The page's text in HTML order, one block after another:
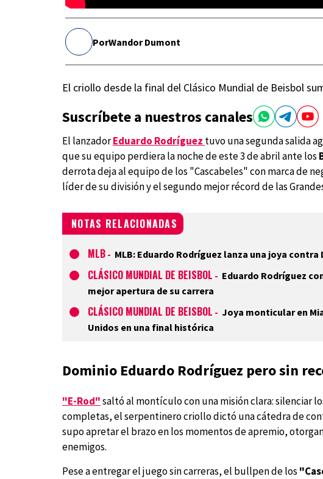
PorWandor Dumont
El criollo desde la final del Clásico Mundial de Beisbol
Suscríbete a nuestros canales
El lanzadorEduardo Rodríguez tuvo una segunda salida
que su equipo perdiera la noche de este 3 de abril ante los
derrota deja al equipo de los "Cascabeles" con marca de
líder de su división y el segundo mejor récord de las
NOTAS RELACIONADAS
MLB - MLB: Eduardo Rodríguez lanza una joya
CLÁSICO MUNDIAL DE BEISBOL - Eduardo Rodríguez
mejor apertura de su carrera
CLÁSICO MUNDIAL DE BEISBOL - Joya monticular en
Unidos en una final histórica
Dominio Eduardo Rodríguez pero sin
"E-Rod"saltó al montículo con una misión clara: silenciar
completas, el serpentinero criollo dictó una cátedra de
supo apretar el brazo en los momentos de apremio,
enemigos.
Pese a entregar el juego sin carreras, el bullpen de los